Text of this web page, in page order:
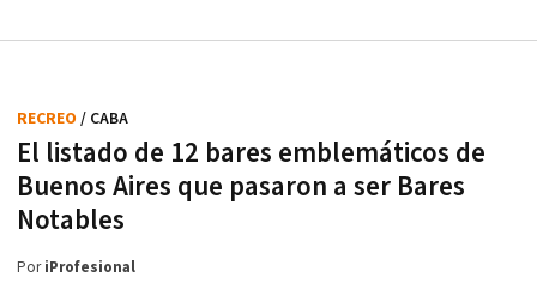
El listado de 12 bares emblemáticos de
Buenos Aires que pasaron a ser Bares
Notables
RECREO / CABA
PoriProfesional